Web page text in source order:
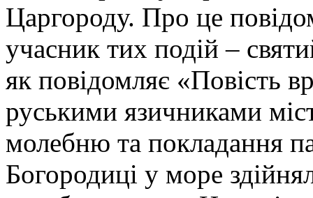
Царгороду. Про це
учасник тих подій –
як повідомляє «Повість
руськими язичниками
молебню та покладання
Богородиці у море